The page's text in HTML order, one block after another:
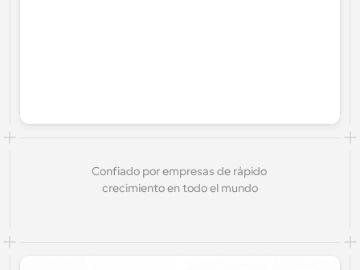
Confiado por empresas de rápido
crecimiento en todo el mundo